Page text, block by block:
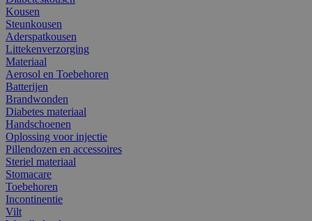
Kousen
Steunkousen
Aderspatkousen
Littekenverzorging
Materiaal
Aerosol en Toebehoren
Batterijen
Brandwonden
Diabetes materiaal
Handschoenen
Oplossing voor injectie
Pillendozen en accessoires
Steriel materiaal
Stomacare
Toebehoren
Incontinentie
Vilt